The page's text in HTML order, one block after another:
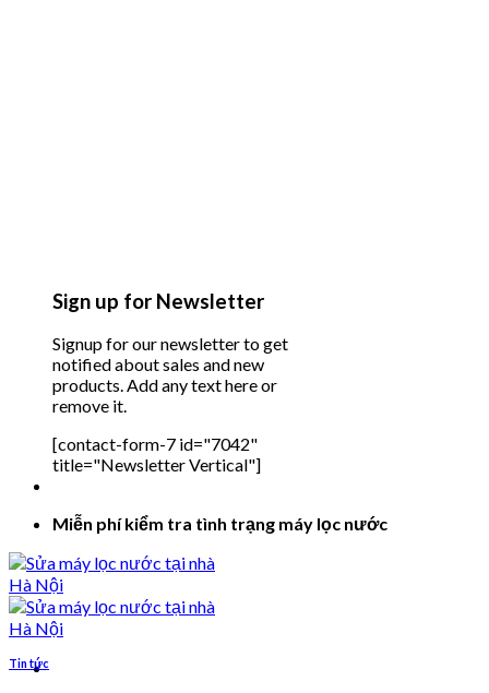
Sign up for Newsletter
Signup for our newsletter to get
notified about sales and new
products. Add any text here or
remove it.
[contact-form-7 id="7042"
title="Newsletter Vertical"]
Miễn phí kiểm tra tình trạng máy lọc nước
Tin tức